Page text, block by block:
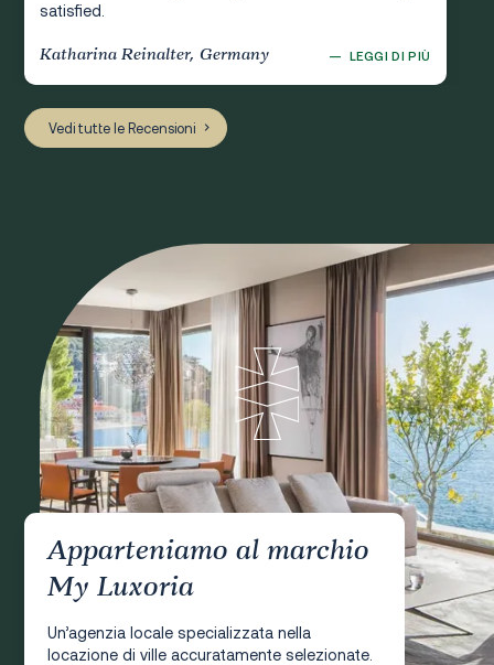
satisfied.
Katharina Reinalter, Germany — LEGGI DI PIÙ
Vedi tutte le Recensioni
Apparteniamo al marchio
My Luxoria
Un’agenzia locale specializzata nella
locazione di ville accuratamente selezionate.